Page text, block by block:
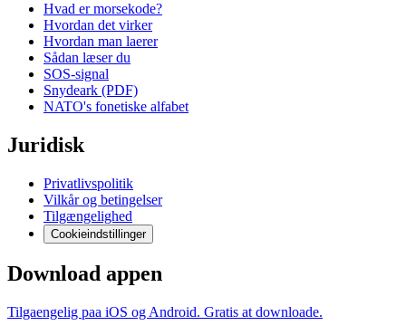
Hvad er morsekode?
Hvordan det virker
Hvordan man laerer
Sådan læser du
SOS-signal
Snydeark (PDF)
NATO's fonetiske alfabet
Juridisk
Privatlivspolitik
Vilkår og betingelser
Tilgængelighed
Cookieindstillinger
Download appen
Tilgaengelig paa iOS og Android. Gratis at downloade.